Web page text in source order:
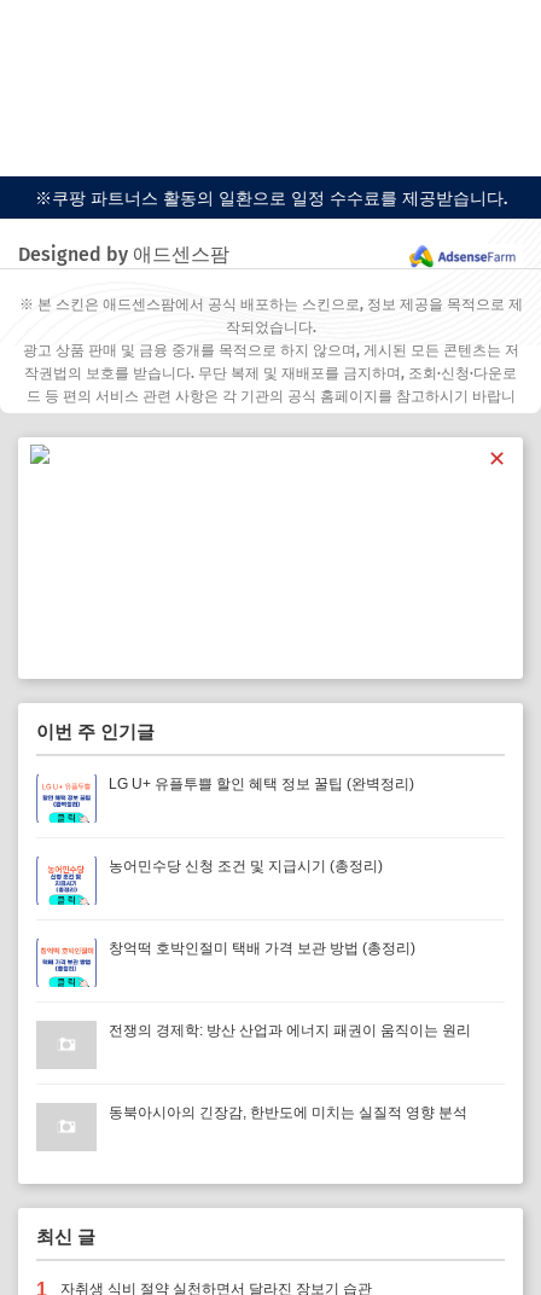
※쿠팡 파트너스 활동의 일환으로 일정 수수료를 제공받습니다.
Designed by 애드센스팜
※ 본 스킨은 애드센스팜에서 공식 배포하는 스킨으로, 정보 제공을 목적으로 제
작되었습니다.
광고 상품 판매 및 금융 중개를 목적으로 하지 않으며, 게시된 모든 콘텐츠는 저
작권법의 보호를 받습니다. 무단 복제 및 재배포를 금지하며, 조회·신청·다운로
드 등 편의 서비스 관련 사항은 각 기관의 공식 홈페이지를 참고하시기 바랍니
✕
이번 주 인기글
LG U+ 유플투쁠 할인 혜택 정보 꿀팁 (완벽정리)
농어민수당 신청 조건 및 지급시기 (총정리)
창억떡 호박인절미 택배 가격 보관 방법 (총정리)
전쟁의 경제학: 방산 산업과 에너지 패권이 움직이는 원리
동북아시아의 긴장감, 한반도에 미치는 실질적 영향 분석
최신 글
1 자취생 식비 절약 실천하면서 달라진 장보기 습관